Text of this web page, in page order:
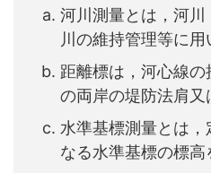
河川測量とは，河
川の維持管理等に用
距離標は，河心線
の両岸の堤防法肩又
水準基標測量とは，
なる水準基標の標高